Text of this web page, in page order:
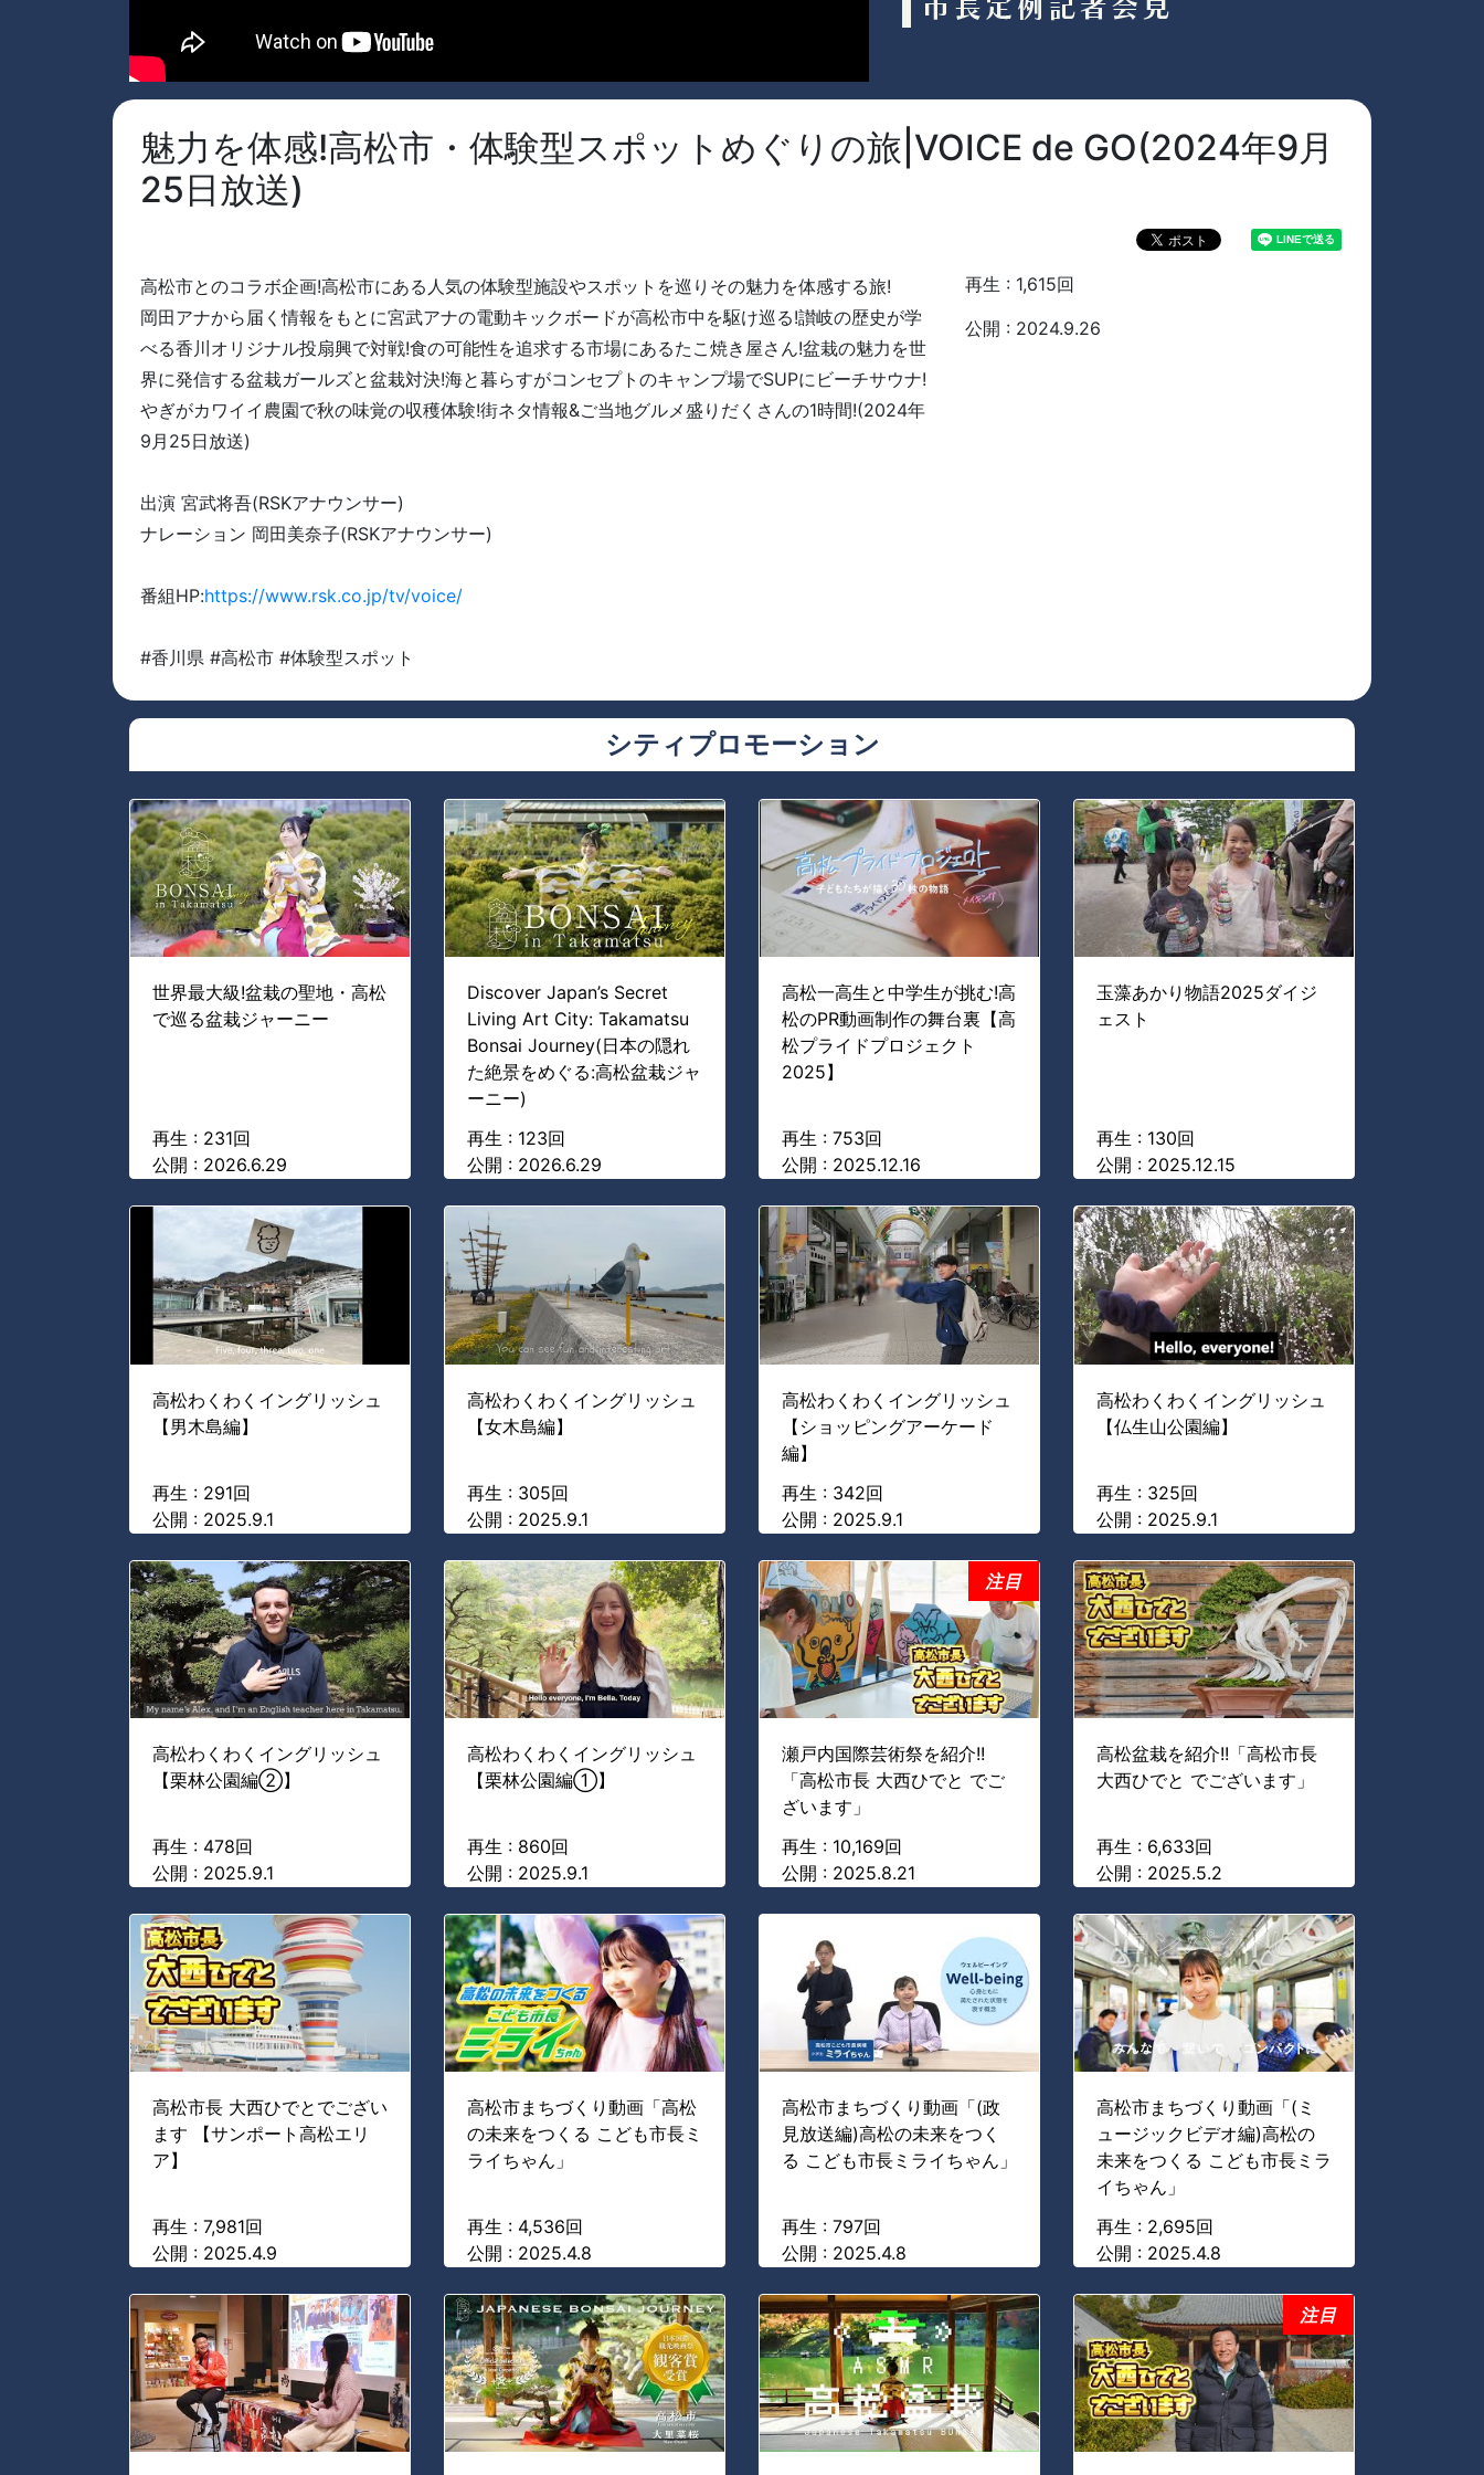
魅力を体感!高松市・体験型スポットめぐりの旅|VOICE de GO(2024年9月
25日放送)
高松市とのコラボ企画!高松市にある人気の体験型施設やスポットを巡りその魅力を体感する旅!
岡田アナから届く情報をもとに宮武アナの電動キックボードが高松市中を駆け巡る!讃岐の歴史が学
べる香川オリジナル投扇興で対戦!食の可能性を追求する市場にあるたこ焼き屋さん!盆栽の魅力を世
界に発信する盆栽ガールズと盆栽対決!海と暮らすがコンセプトのキャンプ場でSUPにビーチサウナ!
やぎがカワイイ農園で秋の味覚の収穫体験!街ネタ情報&ご当地グルメ盛りだくさんの1時間!(2024年
9月25日放送)
出演 宮武将吾(RSKアナウンサー)
ナレーション 岡田美奈子(RSKアナウンサー)
番組HP:https://www.rsk.co.jp/tv/voice/
#香川県 #高松市 #体験型スポット
再生 : 1,615回
公開 : 2024.9.26
シティプロモーション
世界最大級!盆栽の聖地・高松
で巡る盆栽ジャーニー
再生 : 231回
公開 : 2026.6.29
Discover Japan’s Secret
Living Art City: Takamatsu
Bonsai Journey(日本の隠れ
た絶景をめぐる:高松盆栽ジャ
ーニー)
再生 : 123回
公開 : 2026.6.29
高松一高生と中学生が挑む!高
松のPR動画制作の舞台裏【高
松プライドプロジェクト
2025】
再生 : 753回
公開 : 2025.12.16
玉藻あかり物語2025ダイジ
ェスト
再生 : 130回
公開 : 2025.12.15
高松わくわくイングリッシュ
【男木島編】
再生 : 291回
公開 : 2025.9.1
高松わくわくイングリッシュ
【女木島編】
再生 : 305回
公開 : 2025.9.1
高松わくわくイングリッシュ
【ショッピングアーケード
編】
再生 : 342回
公開 : 2025.9.1
高松わくわくイングリッシュ
【仏生山公園編】
再生 : 325回
公開 : 2025.9.1
高松わくわくイングリッシュ
【栗林公園編②】
再生 : 478回
公開 : 2025.9.1
高松わくわくイングリッシュ
【栗林公園編①】
再生 : 860回
公開 : 2025.9.1
瀬戸内国際芸術祭を紹介!!
「高松市長 大西ひでと でご
ざいます」
再生 : 10,169回
公開 : 2025.8.21
注目
高松盆栽を紹介!!「高松市長
大西ひでと でございます」
再生 : 6,633回
公開 : 2025.5.2
高松市長 大西ひでとでござい
ます 【サンポート高松エリ
ア】
再生 : 7,981回
公開 : 2025.4.9
高松市まちづくり動画「高松
の未来をつくる こども市長ミ
ライちゃん」
再生 : 4,536回
公開 : 2025.4.8
高松市まちづくり動画「(政
見放送編)高松の未来をつく
る こども市長ミライちゃん」
再生 : 797回
公開 : 2025.4.8
高松市まちづくり動画「(ミ
ュージックビデオ編)高松の
未来をつくる こども市長ミラ
イちゃん」
再生 : 2,695回
公開 : 2025.4.8
注目